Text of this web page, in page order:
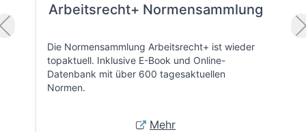
Arbeitsrecht+ Normensammlung
Die Normensammlung Arbeitsrecht+ ist wieder
topaktuell. Inklusive E-Book und Online-
Datenbank mit über 600 tagesaktuellen
Normen.
Mehr